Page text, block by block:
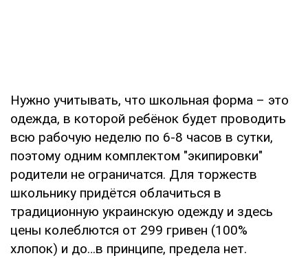
Нужно учитывать, что школьная форма – это
одежда, в которой ребёнок будет проводить
всю рабочую неделю по 6-8 часов в сутки,
поэтому одним комплектом "экипировки"
родители не ограничатся. Для торжеств
школьнику придётся облачиться в
традиционную украинскую одежду и здесь
цены колеблются от 299 гривен (100%
хлопок) и до…в принципе, предела нет.